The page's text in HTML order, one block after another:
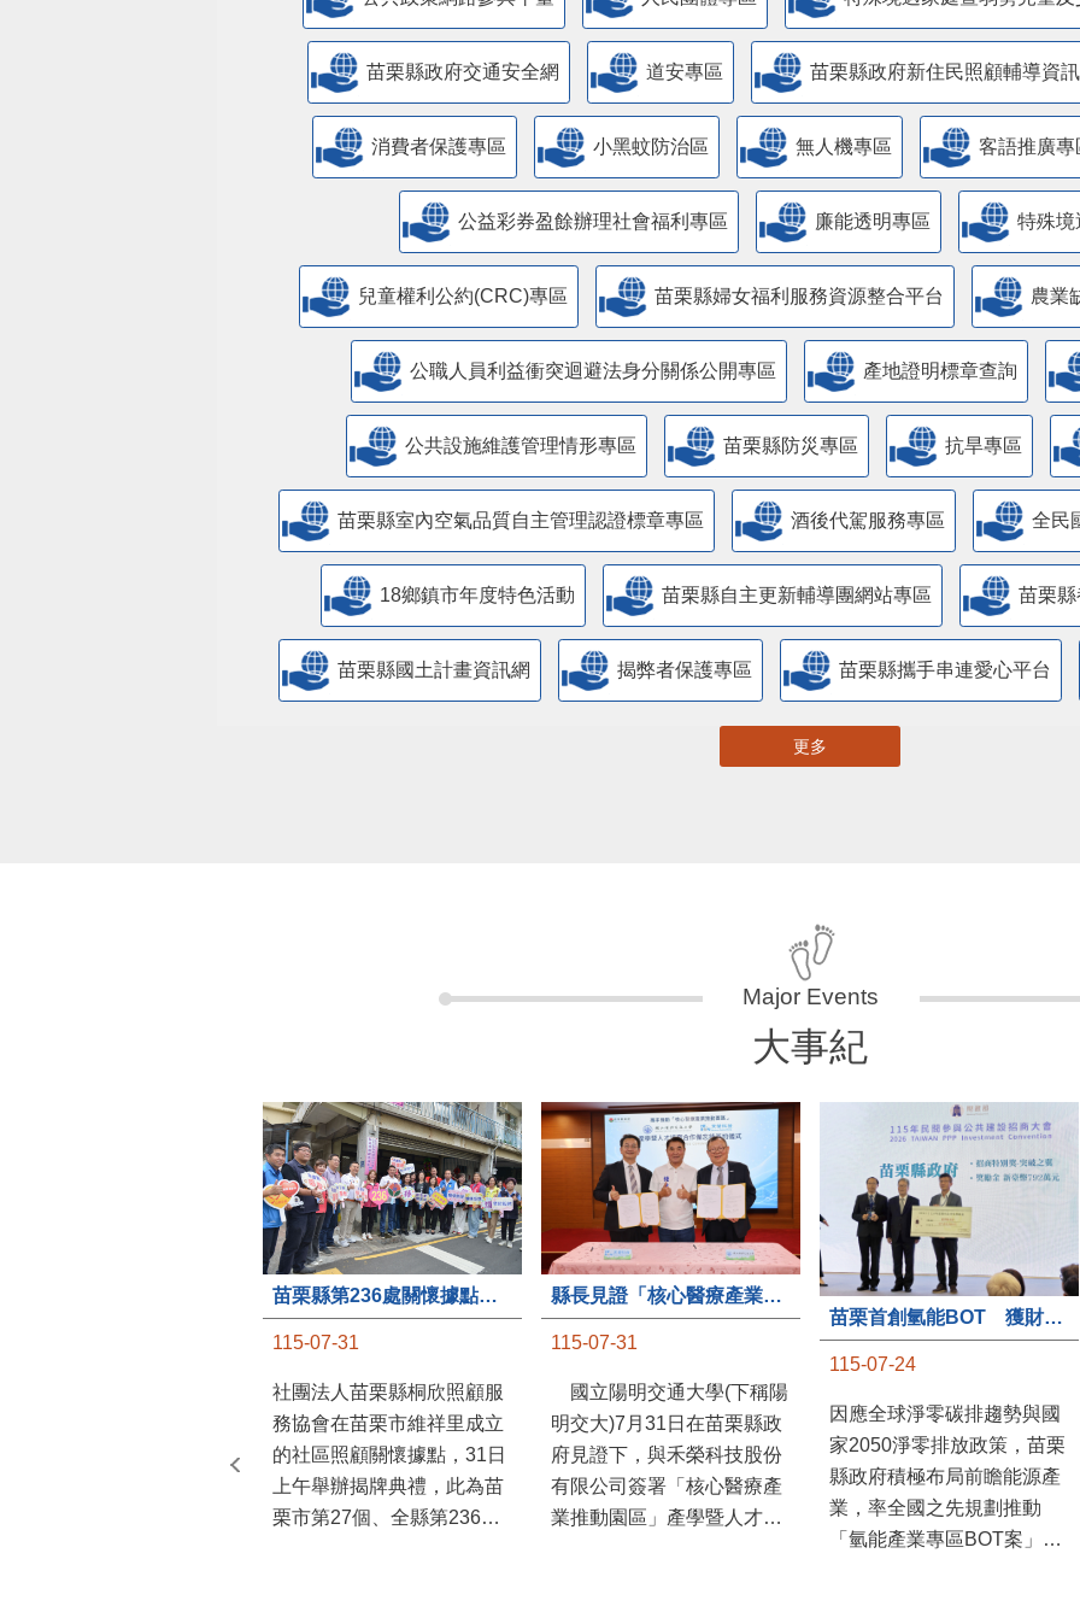
苗栗縣政府交通安全網 道安專區 苗栗縣政府新住民照顧輔導資
消費者保護專區 小黑蚊防治區 無人機專區 客語推廣專
公益彩券盈餘辦理社會福利專區 廉能透明專區 特殊境
兒童權利公約(CRC)專區 苗栗縣婦女福利服務資源整合平台 農業
公職人員利益衝突迴避法身分關係公開專區 產地證明標章查詢
​公共設施維護管理情形專區 苗栗縣防災專區 抗旱專區
苗栗縣室內空氣品質自主管理認證標章專區 酒後代駕服務專區 全民
18鄉鎮市年度特色活動 苗栗縣自主更新輔導團網站專區 苗栗
苗栗縣國土計畫資訊網 揭弊者保護專區 苗栗縣攜手串連愛心平台
更多
大事紀
苗栗縣第236處關懷據點在苗栗市維祥里揭牌
115-07-31
社團法人苗栗縣桐欣照顧服
務協會在苗栗市維祥里成立
的社區照顧關懷據點，31日
上午舉辦揭牌典禮，此為苗
栗市第27個、全縣第236處
縣長見證「核心醫療產業推動園區」產學合作簽約儀式
115-07-31
國立陽明交通大學(下稱陽
明交大)7月31日在苗栗縣政
府見證下，與禾榮科技股份
有限公司簽署「核心醫療產
業推動園區」產學暨人才培
苗栗首創氫能BOT 獲財政部「突破之翼」肯定
115-07-24
因應全球淨零碳排趨勢與國
家2050淨零排放政策，苗栗
縣政府積極布局前瞻能源產
業，率全國之先規劃推動
「氫能產業專區BOT案」，